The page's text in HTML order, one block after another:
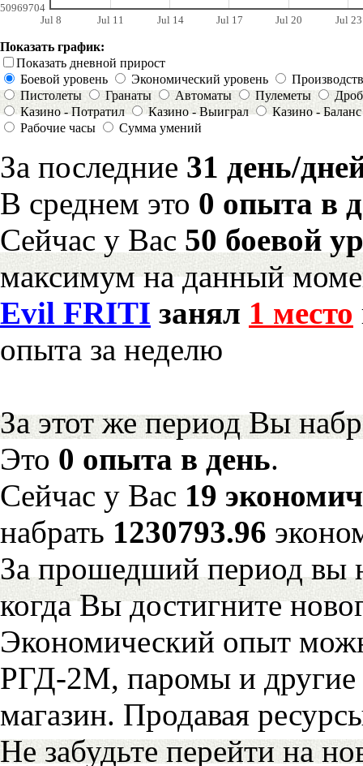
Jul 8 Jul 11 Jul 14 Jul 17 Jul 20 Jul 23
50969704
Показать график:
Показать дневной прирост
Боевой уровень
Экономический уровень
Пистолеты
Гранаты Автоматы Пулеметы
Казино - Потратил
Казино - Выиграл
Казино - Баланс
Рабочие часы
Сумма умений
За последние 31 день/
В среднем это 0 опыта в
Сейчас у Вас 50 боевой
максимум на данный
Evil FRITI занял 1 место
опыта за неделю
За этот же период Вы
Это 0 опыта в день.
Сейчас у Вас 19
набрать 1230793.96
За прошедший период вы
когда Вы достигните
Экономический опыт
РГД-2М, паромы и другие
магазин. Продавая
Не забудьте перейти на